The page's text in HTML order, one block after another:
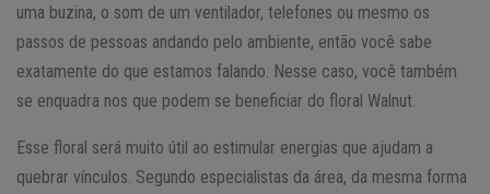
uma buzina, o som de um ventilador, telefones ou mesmo os
passos de pessoas andando pelo ambiente, então você sabe
exatamente do que estamos falando. Nesse caso, você também
se enquadra nos que podem se beneficiar do floral Walnut.
Esse floral será muito útil ao estimular energias que ajudam a
quebrar vínculos. Segundo especialistas da área, da mesma forma